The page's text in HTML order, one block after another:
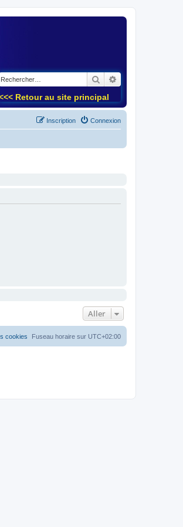
Rechercher
Retour au site principal
Connexion
Inscription
Aller
Fuseau horaire sur UTC+02:00
cookies